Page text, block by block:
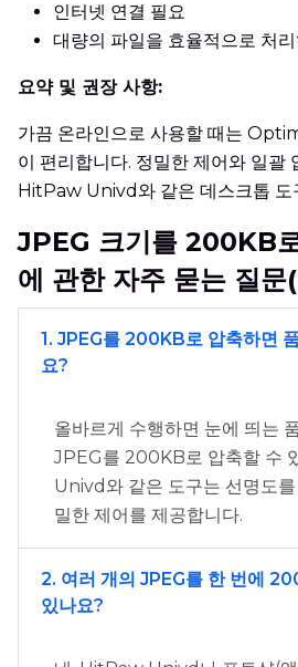
인터넷 연결 필요
대량의 파일을 효율적으로 처
요약 및 권장 사항:
가끔 온라인으로 사용할 때는
이 편리합니다. 정밀한 제어와 일괄
HitPaw Univd와 같은 데스크톱 도
JPEG 크기를 200KB
에 관한 자주 묻는 질문
1. JPEG를 200KB로 압축하면
요?
올바르게 수행하면 눈에 띄는
JPEG를 200KB로 압축할 수
Univd와 같은 도구는 선명도
밀한 제어를 제공합니다.
2. 여러 개의 JPEG를 한 번에
있나요?